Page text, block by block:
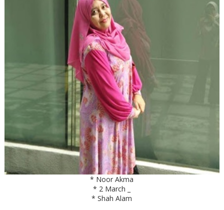
* Noor Akma
* 2 March _
* Shah Alam